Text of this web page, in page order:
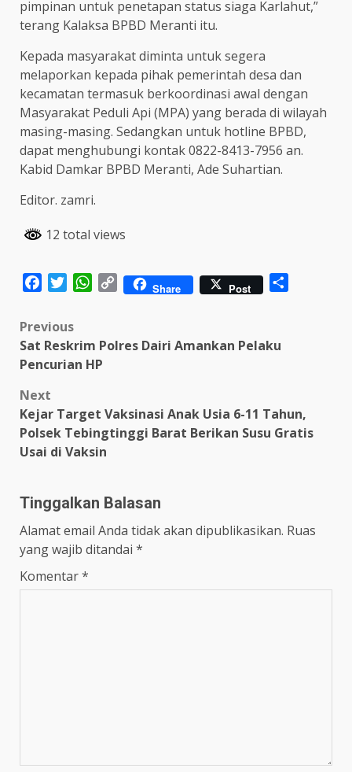
pimpinan untuk penetapan status siaga Karlahut,”
terang Kalaksa BPBD Meranti itu.
Kepada masyarakat diminta untuk segera
melaporkan kepada pihak pemerintah desa dan
kecamatan termasuk berkoordinasi awal dengan
Masyarakat Peduli Api (MPA) yang berada di wilayah
masing-masing. Sedangkan untuk hotline BPBD,
dapat menghubungi kontak 0822-8413-7956 an.
Kabid Damkar BPBD Meranti, Ade Suhartian.
Editor. zamri.
12 total views
FacebookTwitterWhatsApp
Copy Share Post
Post
navigation
Previous
Sat Reskrim Polres Dairi Amankan Pelaku
Pencurian HP
Next
Kejar Target Vaksinasi Anak Usia 6-11 Tahun,
Polsek Tebingtinggi Barat Berikan Susu Gratis
Usai di Vaksin
Tinggalkan Balasan
Alamat email Anda tidak akan dipublikasikan. Ruas
yang wajib ditandai *
Komentar*